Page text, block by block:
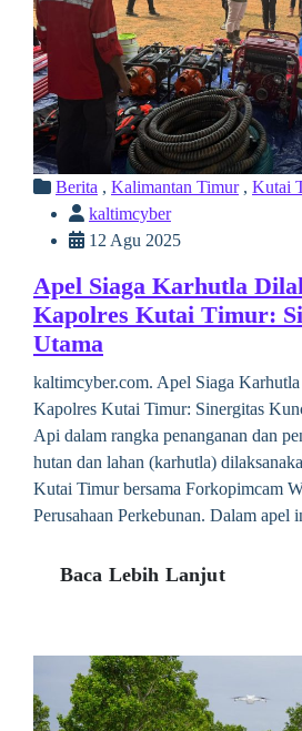
Berita , Kalimantan Timur, Kutai
kaltimcyber
12 Agu 2025
Apel Siaga Karhutla
Kapolres Kutai Timur:
Utama
kaltimcyber.com. Apel Siaga
Kapolres Kutai Timur: Sinergitas
Api dalam rangka penanganan dan
hutan dan lahan (karhutla)
Kutai Timur bersama Forkopimcam
Perusahaan Perkebunan. Dalam
Baca Lebih Lanjut